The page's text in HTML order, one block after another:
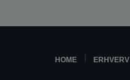
HOME ERHVERV